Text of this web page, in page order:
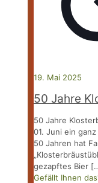
19. Mai 2025
50 Jahre
50 Jahre
01. Juni ein
50 Jahren hat
gezapftes Bier
Gefällt Ihnen